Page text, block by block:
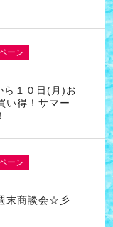
ーン
ら１０日(月)お
い得！サマー
ーン
末商談会☆彡